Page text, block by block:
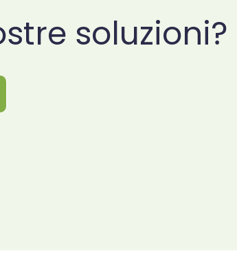
soluzioni?